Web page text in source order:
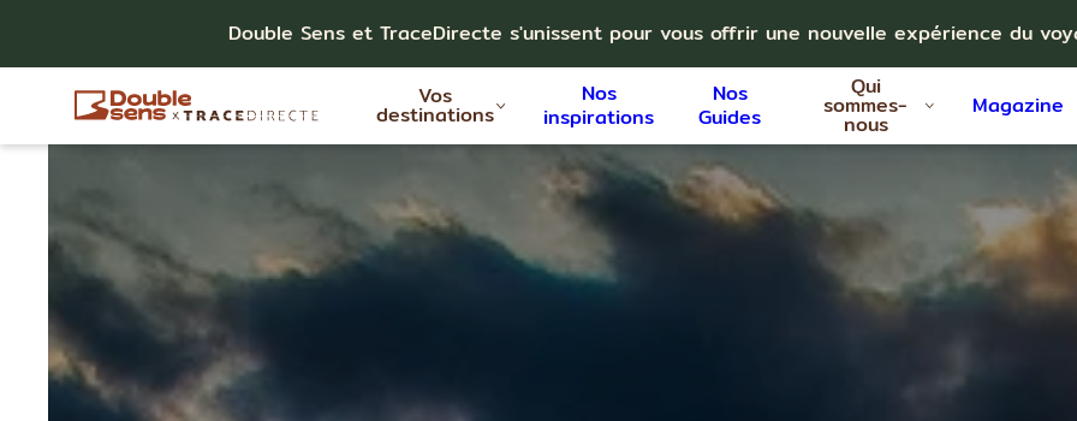
Double Sens et TraceDirecte s'unissent pour vous offrir une nouvelle expérience du
Vos
destinations
Nos
inspirations
Nos
Guides
Qui
sommes-
nous
Magazine